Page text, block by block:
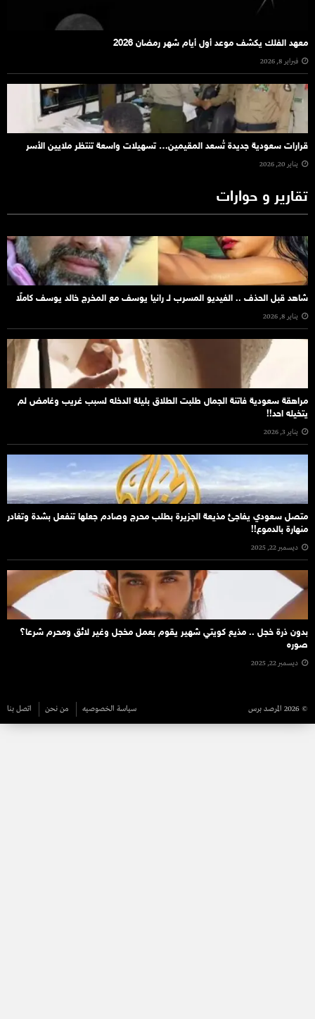
معهد الفلك يكشف موعد أول أيام شهر رمضان 2026
فبراير 8, 2026
قرارات سعودية جديدة تُسعد المقيمين… تسهيلات واسعة تنتظر ملايين الأسر
يناير 20, 2026
تقارير و حوارات
شاهد قبل الحذف .. الفيديو المسرب لـ رانيا يوسف مع المخرج خالد يوسف كاملًا
يناير 8, 2026
مراهقة سعودية فاتنة الجمال طلبت الطلاق بليلة الدخله لسبب غريب وغامض لم
يتخيله احد!!
يناير 3, 2026
متصل سعودي يفاجئ مذيعة الجزيرة بطلب محرج وصادم جعلها تنفعل بشدة وتغادر
منهارة بالدموع!!
ديسمبر 22, 2025
بدون ذرة خجل .. مذيع كويتي شهير يقوم بعمل مخجل وغير لائق ومحرم شرعا؟
صوره
ديسمبر 22, 2025
© 2026 المرصد برس سياسة الخصوصيه من نحن اتصل بنا